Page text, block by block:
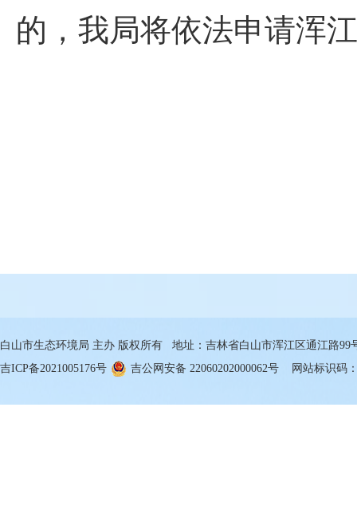
的，我局将依法申请浑
白山市生态环境局 主办 版权所有 地址：吉林省白山市浑江区通江路99
吉ICP备2021005176号
吉公网安备 22060202000062号 网站标识码